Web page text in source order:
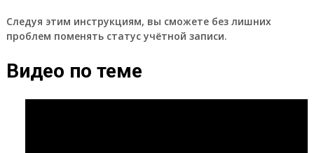
Следуя этим инструкциям, вы сможете без лишних
проблем поменять статус учётной записи.
Видео по теме